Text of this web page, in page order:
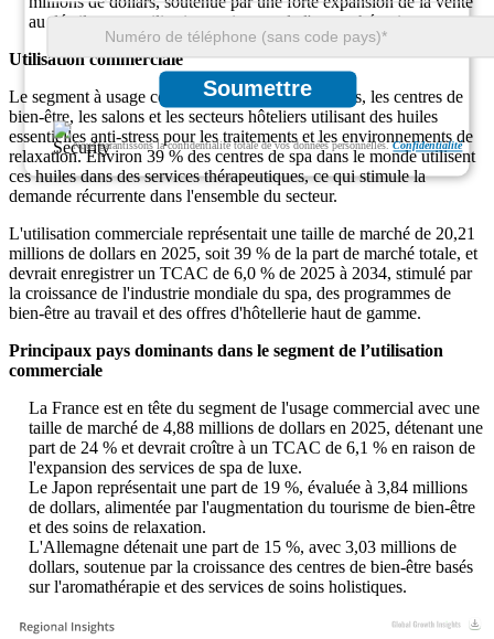
Soumettre
Nous garantissons la confidentialité totale de vos données personnelles.Confidentialité
au détail et une utilisation croissante de l'aromathérapie.
Utilisation commerciale
Le segment à usage commercial comprend les spas, les centres de
bien-être, les salons et les secteurs hôteliers utilisant des huiles
essentielles anti-stress pour les traitements et les environnements de
relaxation. Environ 39 % des centres de spa dans le monde utilisent
ces huiles dans des services thérapeutiques, ce qui stimule la
demande récurrente dans l'ensemble du secteur.
L'utilisation commerciale représentait une taille de marché de 20,21
millions de dollars en 2025, soit 39 % de la part de marché totale, et
devrait enregistrer un TCAC de 6,0 % de 2025 à 2034, stimulé par
la croissance de l'industrie mondiale du spa, des programmes de
bien-être au travail et des offres d'hôtellerie haut de gamme.
Principaux pays dominants dans le segment de l’utilisation
commerciale
La France est en tête du segment de l'usage commercial avec une
taille de marché de 4,88 millions de dollars en 2025, détenant une
part de 24 % et devrait croître à un TCAC de 6,1 % en raison de
l'expansion des services de spa de luxe.
Le Japon représentait une part de 19 %, évaluée à 3,84 millions
de dollars, alimentée par l'augmentation du tourisme de bien-être
et des soins de relaxation.
L'Allemagne détenait une part de 15 %, avec 3,03 millions de
dollars, soutenue par la croissance des centres de bien-être basés
sur l'aromathérapie et des services de soins holistiques.